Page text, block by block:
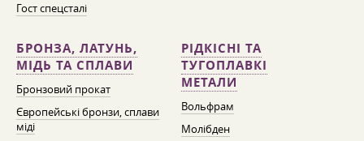
Гост спецсталі
БРОНЗА, ЛАТУНЬ,
МІДЬ ТА СПЛАВИ
Бронзовий прокат
Європейські бронзи, сплави
міді
РІДКІСНІ ТА
ТУГОПЛАВКІ
МЕТАЛИ
Вольфрам
Молібден